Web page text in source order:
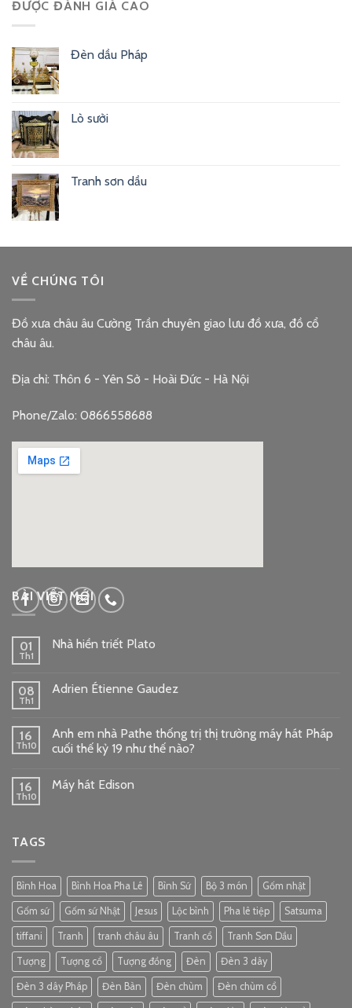
ĐƯỢC ĐÁNH GIÁ CAO
Đèn dầu Pháp
Lò sưởi
Tranh sơn dầu
VỀ CHÚNG TÔI
Đồ xưa châu âu Cường Trần chuyên giao lưu đồ xưa, đồ cổ
châu âu.
Địa chỉ: Thôn 6 - Yên Sở - Hoài Đức - Hà Nội
Phone/Zalo: 0866558688
BÀI VIẾT MỚI
01
Th1
Nhà hiền triết Plato
08
Th1
Adrien Étienne Gaudez
16
Th10
Anh em nhà Pathe thống trị thị trường máy hát Pháp
cuối thế kỷ 19 như thế nào?
16
Th10
Máy hát Edison
TAGS
Bình Hoa Bình Hoa Pha Lê Bình Sứ Bộ 3 món Gốm nhật
Gốm sứ Gốm sứ Nhật Jesus Lộc bình Pha lê tiệp Satsuma
tiffani Tranh tranh châu âu Tranh cổ Tranh Sơn Dầu
Tượng Tượng cổ Tượng đồng Đèn Đèn 3 dây
Đèn 3 dây Pháp Đèn Bàn Đèn chùm Đèn chùm cổ